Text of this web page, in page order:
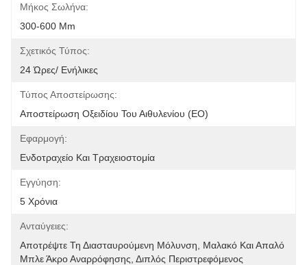
Μήκος Σωλήνα:
300-600 Mm
Σχετικός Τύπος:
24 Ώρες/ Ενήλικες
Τύπος Αποστείρωσης:
Αποστείρωση Οξειδίου Του Αιθυλενίου (EO)
Εφαρμογή:
Ενδοτραχείο Και Τραχειοστομία
Εγγύηση:
5 Χρόνια
Ανταύγειες:
Αποτρέψτε Τη Διασταυρούμενη Μόλυνση, Μαλακό Και Απαλό
Μπλε Άκρο Αναρρόφησης, Διπλός Περιστρεφόμενος